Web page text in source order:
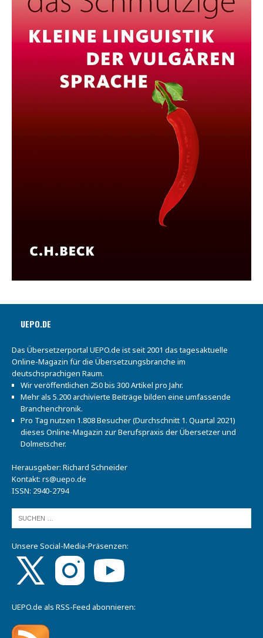
UEPO.DE
Das Übersetzerportal UEPO.de ist seit 2001 das tagesaktuelle
Online-Magazin für die Übersetzungsbranche im
deutschsprachigen Raum.
Wir veröffentlichen 250 bis 300 Artikel pro Jahr.
Mehr als 5.200 archivierte Beiträge bilden eine umfassende
Branchenchronik.
Pro Tag nutzen 1.808 Besucher (Durchschnitt 1. Quartal 2021)
dieses Online-Magazin zur Berufspraxis der Übersetzer und
Dolmetscher.
Herausgeber: Richard Schneider
Kontakt: rs@uepo.de
ISSN: 2940-2794
Unsere Social-Media-Präsenzen:
UEPO.de als RSS-Feed abonnieren: